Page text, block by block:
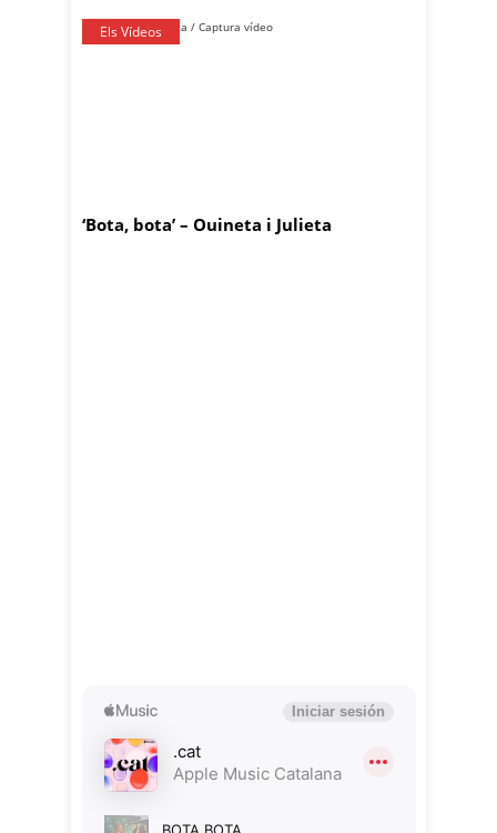
Els Vídeos
‘Bota, bota’ – Ouineta i Julieta